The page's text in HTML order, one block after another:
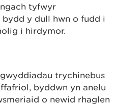
tyfwyr
y dull hwn o fudd i
i hirdymor.
trychinebus
byddwn yn anelu
o newid rhaglen